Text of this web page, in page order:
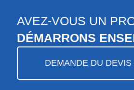
AVEZ-VOUS UN
DÉMARRONS
DEMANDE DU DEVIS